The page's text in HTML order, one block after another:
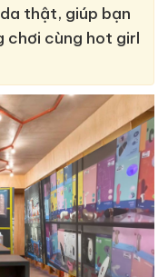
thật, giúp bạn
chơi cùng hot girl